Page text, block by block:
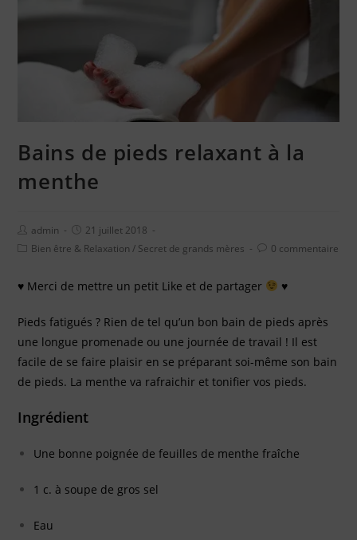
Bains de pieds relaxant à la
menthe
admin
21 juillet 2018
Bien être & Relaxation / Secret de grands mères 0 commentaire
♥ Merci de mettre un petit Like et de partager ♥
Pieds fatigués ? Rien de tel qu’un bon bain de pieds après
une longue promenade ou une journée de travail ! Il est
facile de se faire plaisir en se préparant soi-même son bain
de pieds. La menthe va rafraichir et tonifier vos pieds.
Ingrédient
Une bonne poignée de feuilles de menthe fraîche
1 c. à soupe de gros sel
Eau